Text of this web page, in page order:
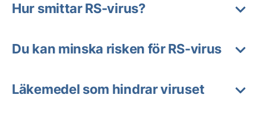
Hur smittar RS-virus?
Du kan minska risken för RS-virus
Läkemedel som hindrar viruset